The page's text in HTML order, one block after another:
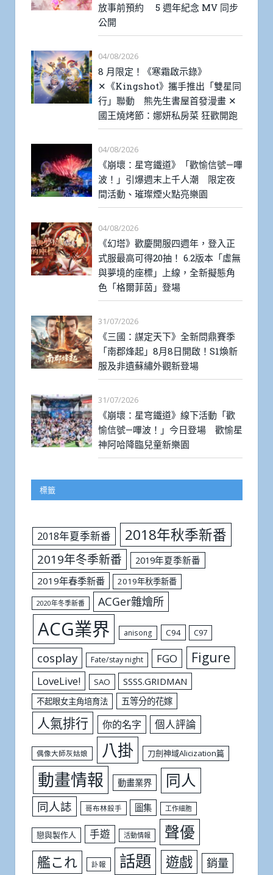
放事前預約 5 週年紀念 MV 同步
公開
04/08/2026
8 月限定！《寒霜啟示錄》
✕《Kingshot》攜手推出「雙星同
行」聯動 熊先生書屋首發漫畫 ✕
國王燒烤節：娜妍私房菜 狂歡開跑
04/08/2026
《崩壞：星穹鐵道》「歡愉信號—嗶
波！」引爆週末上千人潮 限定夜
間活動、璀璨煙火點亮樂園
04/08/2026
《幻塔》歡慶開服四週年，登入正
式服最高可得20抽！ 6.2版本「虛無
與夢境的座標」上線，全新擬態角
色「格爾菲茵」登場
31/07/2026
《三國：謀定天下》全新問鼎賽季
「南郡烽起」8月8日開啟！S1煥新
服及非遺蘇繡外觀新登場
31/07/2026
《崩壞：星穹鐵道》線下活動「歡
愉信號—嗶波！」今日登場 歡愉星
神阿哈降臨兒童新樂園
標籤
2018年夏季新番 2018年秋季新番
2019年冬季新番
2019年夏季新番
2019年春季新番
2019年秋季新番
2020年冬季新番 ACGer雜燴所
ACG業界 anisong C94 C97
cosplay Fate/stay night FGO Figure
LoveLive! SAO SSSS.GRIDMAN
不起眼女主角培育法 五等分的花嫁
人氣排行 你的名字 個人評論
偶像大師灰姑娘 八掛 刀劍神域Alicization篇
動畫情報 動畫業界 同人
同人誌 哥布林殺手 圖集 工作細胞
戀與製作人 手遊 活動情報 聲優
艦これ 訃報 話題 遊戲 銷量